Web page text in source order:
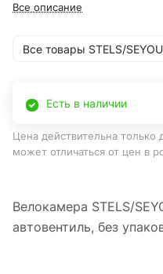
Все описание
Все товары STELS/
Есть в наличии
Цена действительна только
может отличаться от цен в
Велокамера STELS/
автовентиль, без